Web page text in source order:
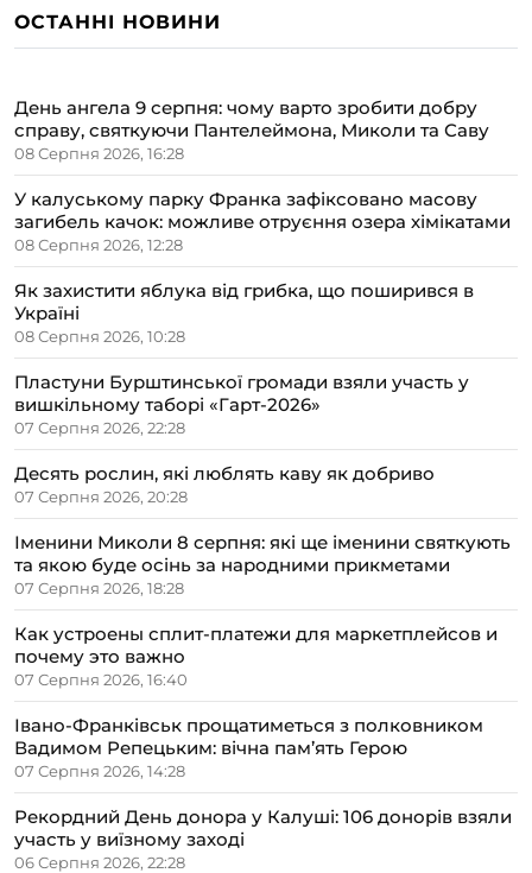
ОСТАННІ НОВИНИ
День ангела 9 серпня: чому варто зробити добру
справу, святкуючи Пантелеймона, Миколи та Саву
08 Серпня 2026, 16:28
У калуському парку Франка зафіксовано масову
загибель качок: можливе отруєння озера хімікатами
08 Серпня 2026, 12:28
Як захистити яблука від грибка, що поширився в
Україні
08 Серпня 2026, 10:28
Пластуни Бурштинської громади взяли участь у
вишкільному таборі «Гарт-2026»
07 Серпня 2026, 22:28
Десять рослин, які люблять каву як добриво
07 Серпня 2026, 20:28
Іменини Миколи 8 серпня: які ще іменини святкують
та якою буде осінь за народними прикметами
07 Серпня 2026, 18:28
Как устроены сплит-платежи для маркетплейсов и
почему это важно
07 Серпня 2026, 16:40
Івано-Франківськ прощатиметься з полковником
Вадимом Репецьким: вічна пам’ять Герою
07 Серпня 2026, 14:28
Рекордний День донора у Калуші: 106 донорів взяли
участь у виїзному заході
06 Серпня 2026, 22:28